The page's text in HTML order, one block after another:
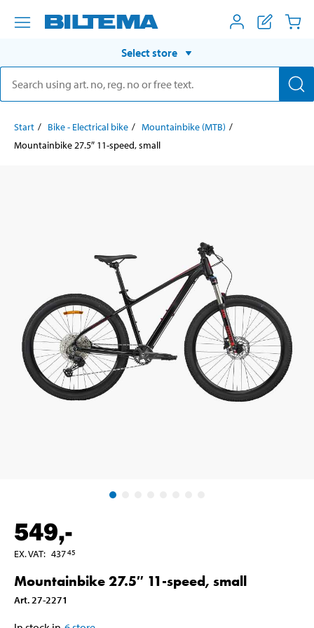
Select store
Start Bike - Electrical bike
Mountainbike (MTB)
Mountainbike 27.5″ 11-speed, small
549,-
EX. VAT: 43745
Mountainbike 27.5″ 11-speed, small
Art. 27-2271